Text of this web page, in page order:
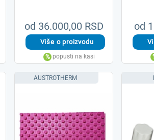
od 36.000,00 RSD od
AUSTROTHERM